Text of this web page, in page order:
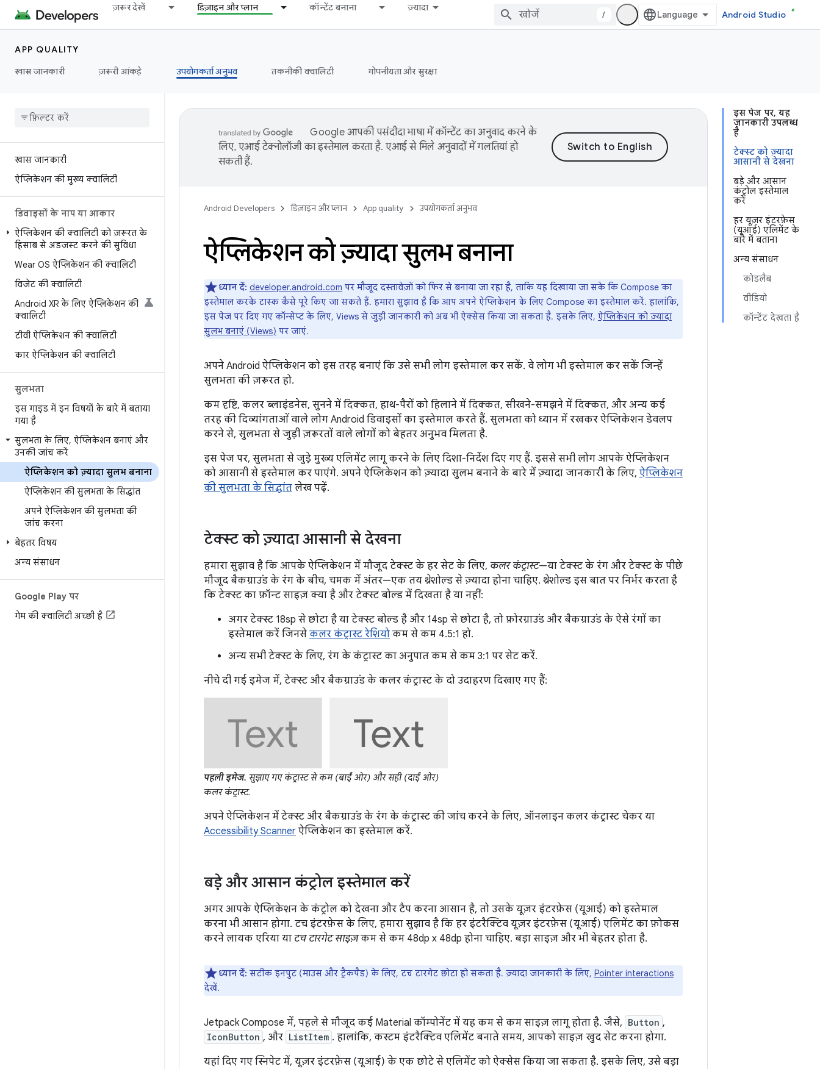
ज़रूर देखें डिज़ाइन और प्लान कॉन्टेंट बनाना ज़्यादा
/ Android Studio
APP QUALITY
खास जानकारी
ज़रूरी आंकड़े उपयोगकर्ता अनुभव तकनीकी क्वालिटी गोपनीयता और सुरक्षा
खास जानकारी
ऐप्लिकेशन की मुख्य क्वालिटी
डिवाइसों के नाप या आकार
ऐप्लिकेशन की क्वालिटी को ज़रूरत के
हिसाब से अडजस्ट करने की सुविधा
Wear OS ऐप्लिकेशन की क्वालिटी
विजेट की क्वालिटी
Android XR के लिए ऐप्लिकेशन की
क्वालिटी
टीवी ऐप्लिकेशन की क्वालिटी
कार ऐप्लिकेशन की क्वालिटी
सुलभता
इस गाइड में इन विषयों के बारे में बताया
गया है
सुलभता के लिए, ऐप्लिकेशन बनाएं और
उनकी जांच करें
ऐप्लिकेशन को ज़्यादा सुलभ बनाना
ऐप्लिकेशन की सुलभता के सिद्धांत
अपने ऐप्लिकेशन की सुलभता की
जांच करना
बेहतर विषय
अन्य संसाधन
Google Play पर
गेम की क्वालिटी अच्छी है
इस पेज पर, यह
जानकारी उपलब्ध
है
टेक्स्ट को ज़्यादा
आसानी से देखना
बड़े और आसान
कंट्रोल इस्तेमाल
करें
हर यूज़र इंटरफ़ेस
(यूआई) एलिमेंट के
बारे में बताना
अन्य संसाधन
कोडलैब
वीडियो
कॉन्टेंट देखता है
Google आपकी पसंदीदा भाषा में कॉन्टेंट का अनुवाद करने के
लिए, एआई टेक्नोलॉजी का इस्तेमाल करता है. एआई से मिले अनुवादों में गलतियां हो
सकती हैं.
Android Developers डिज़ाइन और प्लान App quality उपयोगकर्ता अनुभव
ऐप्लिकेशन को ज़्यादा सुलभ बनाना
ध्यान दें: developer.android.com पर मौजूद दस्तावेज़ों को फिर से बनाया जा रहा है, ताकि यह दिखाया जा सके कि Compose का
इस्तेमाल करके टास्क कैसे पूरे किए जा सकते हैं. हमारा सुझाव है कि आप अपने ऐप्लिकेशन के लिए Compose का इस्तेमाल करें. हालांकि,
इस पेज पर दिए गए कॉन्सेप्ट के लिए, Views से जुड़ी जानकारी को अब भी ऐक्सेस किया जा सकता है. इसके लिए, ऐप्लिकेशन को ज़्यादा
सुलभ बनाएं (Views) पर जाएं.
अपने Android ऐप्लिकेशन को इस तरह बनाएं कि उसे सभी लोग इस्तेमाल कर सकें. वे लोग भी इस्तेमाल कर सकें जिन्हें
सुलभता की ज़रूरत हो.
कम दृष्टि, कलर ब्लाइंडनेस, सुनने में दिक्कत, हाथ-पैरों को हिलाने में दिक्कत, सीखने-समझने में दिक्कत, और अन्य कई
तरह की दिव्यांगताओं वाले लोग Android डिवाइसों का इस्तेमाल करते हैं. सुलभता को ध्यान में रखकर ऐप्लिकेशन डेवलप
करने से, सुलभता से जुड़ी ज़रूरतों वाले लोगों को बेहतर अनुभव मिलता है.
इस पेज पर, सुलभता से जुड़े मुख्य एलिमेंट लागू करने के लिए दिशा-निर्देश दिए गए हैं. इससे सभी लोग आपके ऐप्लिकेशन
को आसानी से इस्तेमाल कर पाएंगे. अपने ऐप्लिकेशन को ज़्यादा सुलभ बनाने के बारे में ज़्यादा जानकारी के लिए, ऐप्लिकेशन
की सुलभता के सिद्धांत लेख पढ़ें.
टेक्स्ट को ज़्यादा आसानी से देखना
हमारा सुझाव है कि आपके ऐप्लिकेशन में मौजूद टेक्स्ट के हर सेट के लिए, कलर कंट्रास्ट—या टेक्स्ट के रंग और टेक्स्ट के पीछे
मौजूद बैकग्राउंड के रंग के बीच, चमक में अंतर—एक तय थ्रेशोल्ड से ज़्यादा होना चाहिए. थ्रेशोल्ड इस बात पर निर्भर करता है
कि टेक्स्ट का फ़ॉन्ट साइज़ क्या है और टेक्स्ट बोल्ड में दिखता है या नहीं:
अगर टेक्स्ट 18sp से छोटा है या टेक्स्ट बोल्ड है और 14sp से छोटा है, तो फ़ोरग्राउंड और बैकग्राउंड के ऐसे रंगों का
इस्तेमाल करें जिनसे कलर कंट्रास्ट रेशियो कम से कम 4.5:1 हो.
अन्य सभी टेक्स्ट के लिए, रंग के कंट्रास्ट का अनुपात कम से कम 3:1 पर सेट करें.
नीचे दी गई इमेज में, टेक्स्ट और बैकग्राउंड के कलर कंट्रास्ट के दो उदाहरण दिखाए गए हैं:
पहली इमेज. सुझाए गए कंट्रास्ट से कम (बाईं ओर) और सही (दाईं ओर)
कलर कंट्रास्ट.
अपने ऐप्लिकेशन में टेक्स्ट और बैकग्राउंड के रंग के कंट्रास्ट की जांच करने के लिए, ऑनलाइन कलर कंट्रास्ट चेकर या
Accessibility Scanner ऐप्लिकेशन का इस्तेमाल करें.
बड़े और आसान कंट्रोल इस्तेमाल करें
अगर आपके ऐप्लिकेशन के कंट्रोल को देखना और टैप करना आसान है, तो उसके यूज़र इंटरफ़ेस (यूआई) को इस्तेमाल
करना भी आसान होगा. टच इंटरफ़ेस के लिए, हमारा सुझाव है कि हर इंटरैक्टिव यूज़र इंटरफ़ेस (यूआई) एलिमेंट का फ़ोकस
करने लायक एरिया या टच टारगेट साइज़कम से कम 48dp x 48dp होना चाहिए. बड़ा साइज़ और भी बेहतर होता है.
ध्यान दें: सटीक इनपुट (माउस और ट्रैकपैड) के लिए, टच टारगेट छोटा हो सकता है. ज़्यादा जानकारी के लिए, Pointer interactions
देखें.
Jetpack Compose में, पहले से मौजूद कई Material कॉम्पोनेंट में यह कम से कम साइज़ लागू होता है. जैसे, Button ,
IconButton , और ListItem . हालांकि, कस्टम इंटरैक्टिव एलिमेंट बनाते समय, आपको साइज़ खुद सेट करना होगा.
यहां दिए गए स्निपेट में, यूज़र इंटरफ़ेस (यूआई) के एक छोटे से एलिमेंट को ऐक्सेस किया जा सकता है. इसके लिए, उसे बड़ा